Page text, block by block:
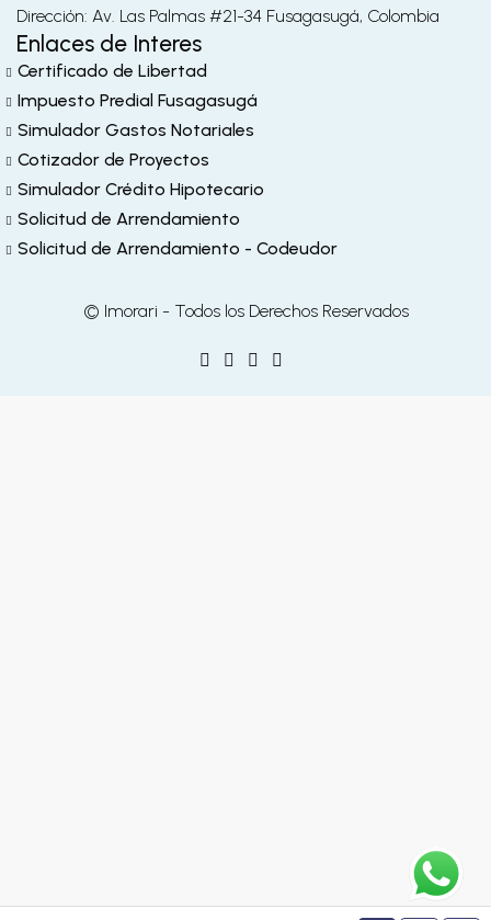
Dirección: Av. Las Palmas #21-34 Fusagasugá, Colombia
Enlaces de Interes
Certificado de Libertad
Impuesto Predial Fusagasugá
Simulador Gastos Notariales
Cotizador de Proyectos
Simulador Crédito Hipotecario
Solicitud de Arrendamiento
Solicitud de Arrendamiento - Codeudor
© Imorari - Todos los Derechos Reservados